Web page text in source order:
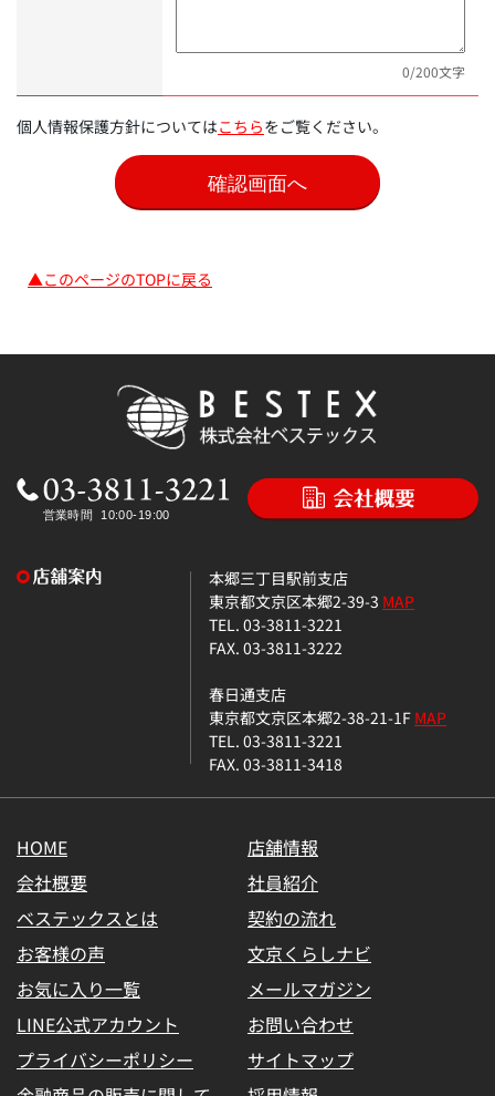
0/200文字
個人情報保護方針についてはこちらをご覧ください。
▲このページのTOPに戻る
本郷三丁目駅前支店
東京都文京区本郷2-39-3 MAP
TEL. 03-3811-3221
FAX. 03-3811-3222
春日通支店
東京都文京区本郷2-38-21-1FMAP
TEL. 03-3811-3221
FAX. 03-3811-3418
HOME
店舗情報
会社概要
社員紹介
ベステックスとは
契約の流れ
お客様の声
文京くらしナビ
お気に入り一覧
メールマガジン
LINE公式アカウント
お問い合わせ
プライバシーポリシー
サイトマップ